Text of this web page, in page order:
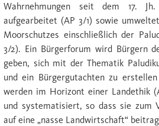
Wahrnehmungen seit dem 17. Jh.
aufgearbeitet (AP 3/1) sowie
Moorschutzes einschließlich der
3/2). Ein Bürgerforum wird Bürgern
geben, sich mit der Thematik
und ein Bürgergutachten zu
werden im Horizont einer Landethik
und systematisiert, so dass sie zum
auf eine „nasse Landwirtschaft“